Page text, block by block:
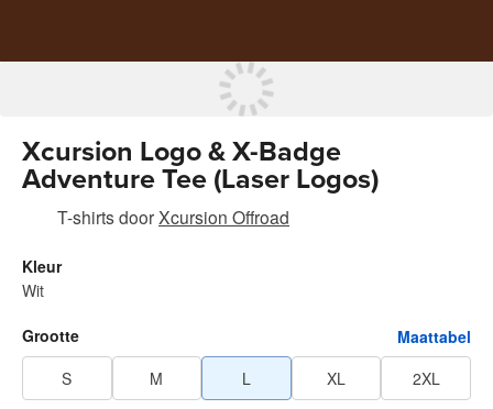
Xcursion Logo & X-Badge
Adventure Tee (Laser Logos)
T-shirtsdoorXcursion Offroad
Kleur
Wit
Grootte
Maattabel
S
M L XL
2XL